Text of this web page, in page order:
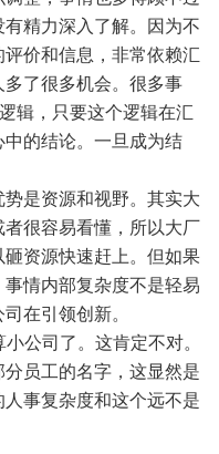
精力深入了解。因为不
价和信息，非常依赖汇
了很多机会。很多事
辑，只要这个逻辑在汇
的结论。一旦成为结
是资源和视野。其实大
很容易看懂，所以大厂
资源快速赶上。但如果
情内部复杂度不是轻易
在引领创新。
公司了。这肯定不对。
员工的名字，这显然是
事复杂度和这个远不是